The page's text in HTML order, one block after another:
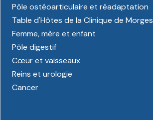
Pôle ostéoarticulaire et réadaptation
Table d'Hôtes de la Clinique de Morges
Femme, mère et enfant
Pôle digestif
Cœur et vaisseaux
Reins et urologie
Cancer